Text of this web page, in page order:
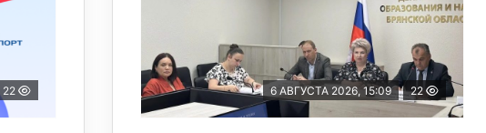
22 6 АВГУСТА 2026, 15:09 22